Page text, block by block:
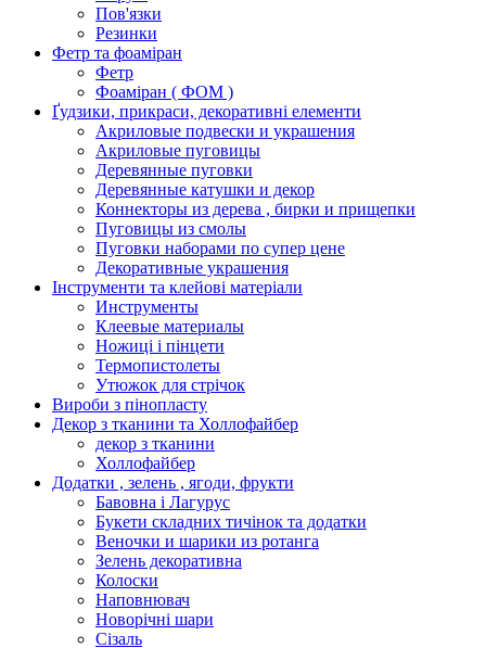
Пов'язки
Резинки
Фетр та фоаміран
Фетр
Фоаміран ( ФОМ )
Ґудзики, прикраси, декоративні елементи
Акриловые подвески и украшения
Акриловые пуговицы
Деревянные пуговки
Деревянные катушки и декор
Коннекторы из дерева , бирки и прищепки
Пуговицы из смолы
Пуговки наборами по супер цене
Декоративные украшения
Інструменти та клейові матеріали
Инструменты
Клеевые материалы
Ножиці і пінцети
Термопистолеты
Утюжок для стрічок
Вироби з пінопласту
Декор з тканини та Холлофайбер
декор з тканини
Холлофайбер
Додатки , зелень , ягоди, фрукти
Бавовна і Лагурус
Букети складних тичінок та додатки
Веночки и шарики из ротанга
Зелень декоративна
Колоски
Наповнювач
Новорічні шари
Сізаль